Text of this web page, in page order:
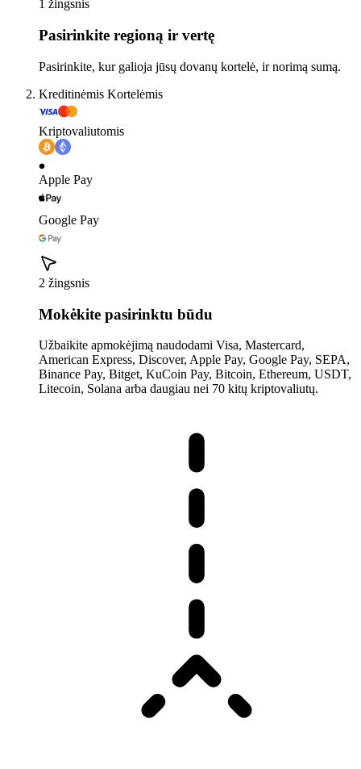
1 žingsnis
Pasirinkite regioną ir vertę
Pasirinkite, kur galioja jūsų dovanų kortelė, ir norimą sumą.
Kreditinėmis Kortelėmis
Kriptovaliutomis
Apple Pay
Google Pay
2 žingsnis
Mokėkite pasirinktu būdu
Užbaikite apmokėjimą naudodami Visa, Mastercard,
American Express, Discover, Apple Pay, Google Pay, SEPA,
Binance Pay, Bitget, KuCoin Pay, Bitcoin, Ethereum, USDT,
Litecoin, Solana arba daugiau nei 70 kitų kriptovaliutų.